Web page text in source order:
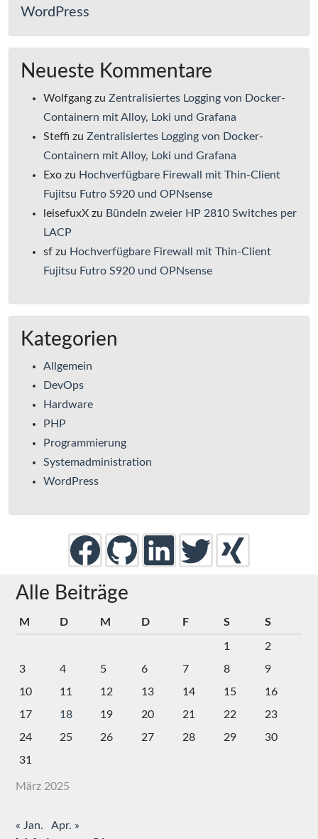
WordPress
Neueste Kommentare
Wolfgang zu Zentralisiertes Logging von Docker-
Containern mit Alloy, Loki und Grafana
Steffi zu Zentralisiertes Logging von Docker-
Containern mit Alloy, Loki und Grafana
Exo zu Hochverfügbare Firewall mit Thin-Client
Fujitsu Futro S920 und OPNsense
leisefuxX zu Bündeln zweier HP 2810 Switches per
LACP
sf zu Hochverfügbare Firewall mit Thin-Client
Fujitsu Futro S920 und OPNsense
Kategorien
Allgemein
DevOps
Hardware
PHP
Programmierung
Systemadministration
WordPress
Alle Beiträge
März 2025
M D M D F S S
1
2
3
4 5 6 7 8
9
10
11 12 13 14 15
16
17
18 19 20 21 22
23
24
25 26 27 28 29
30
31
« Jan. Apr. »